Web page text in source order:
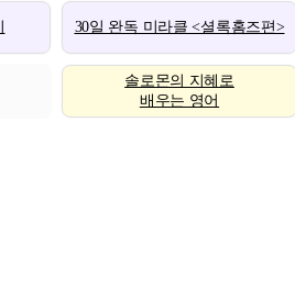
30일 완독 미라클 <셜록홈즈편>
솔로몬의 지혜로
배우는 영어